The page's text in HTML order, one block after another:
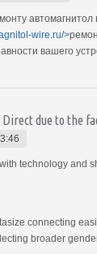
автомагнитол
wire.ru/>
вашего
due to the
technology and
connecting
broader